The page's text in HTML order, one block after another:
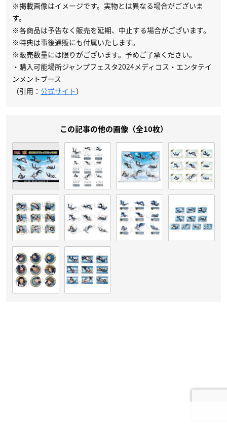
※掲載画像はイメージです。実物とは異なる場合がございま
す。
※各商品は予告なく販売を延期、中止する場合がございます。
※特典は事後通販にも付属いたします。
※販売数量には限りがございます。予めご了承ください。
・購入可能場所ジャンプフェスタ2024メディコス・エンタテイ
ンメントブース
（引用： 公式サイト）
この記事の他の画像（全10枚）